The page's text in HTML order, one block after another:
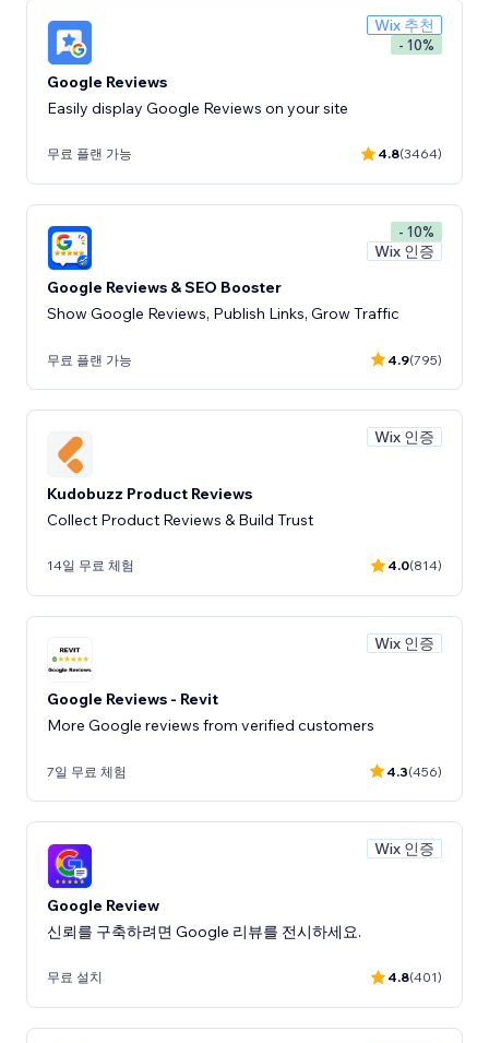
Wix 추천
- 10%
Google Reviews
Easily display Google Reviews on your site
무료 플랜 가능 4.8(3464)
- 10%
Wix 인증
Google Reviews & SEO Booster
Show Google Reviews, Publish Links, Grow Traffic
무료 플랜 가능 4.9(795)
Wix 인증
Kudobuzz Product Reviews
Collect Product Reviews & Build Trust
14일 무료 체험 4.0(814)
Wix 인증
Google Reviews - Revit
More Google reviews from verified customers
7일 무료 체험 4.3(456)
Wix 인증
Google Review
신뢰를 구축하려면 Google 리뷰를 전시하세요.
무료 설치 4.8(401)